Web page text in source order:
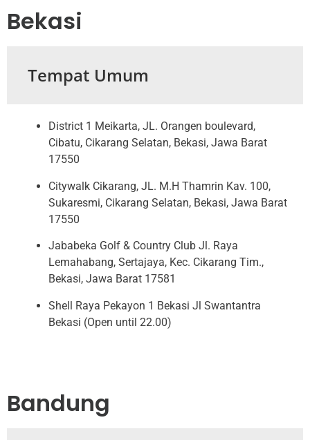
Bekasi
Tempat Umum
District 1 Meikarta, JL. Orangen boulevard,
Cibatu, Cikarang Selatan, Bekasi, Jawa Barat
17550
Citywalk Cikarang, JL. M.H Thamrin Kav. 100,
Sukaresmi, Cikarang Selatan, Bekasi, Jawa Barat
17550
Jababeka Golf & Country Club Jl. Raya
Lemahabang, Sertajaya, Kec. Cikarang Tim.,
Bekasi, Jawa Barat 17581
Shell Raya Pekayon 1 Bekasi Jl Swantantra
Bekasi (Open until 22.00)
Bandung